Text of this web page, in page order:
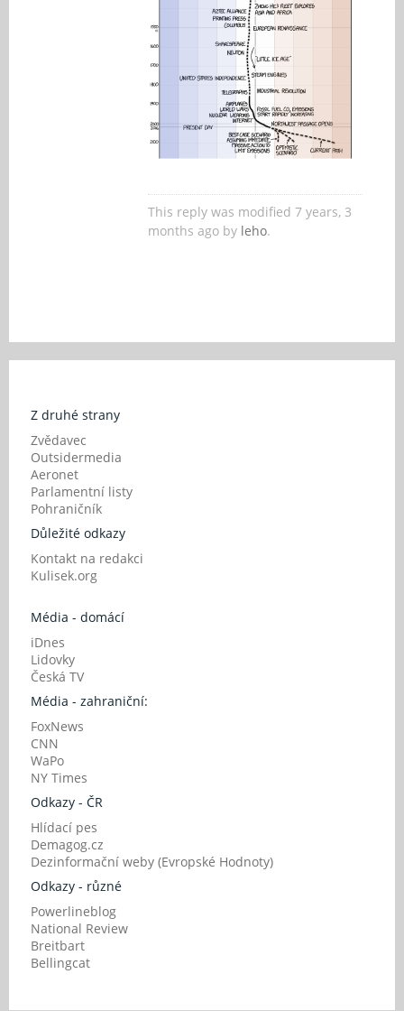
This reply was modified 7 years, 3
months ago by leho.
Z druhé strany
Zvědavec
Outsidermedia
Aeronet
Parlamentní listy
Pohraničník
Důležité odkazy
Kontakt na redakci
Kulisek.org
Média - domácí
iDnes
Lidovky
Česká TV
Média - zahraniční:
FoxNews
CNN
WaPo
NY Times
Odkazy - ČR
Hlídací pes
Demagog.cz
Dezinformační weby (Evropské Hodnoty)
Odkazy - různé
Powerlineblog
National Review
Breitbart
Bellingcat